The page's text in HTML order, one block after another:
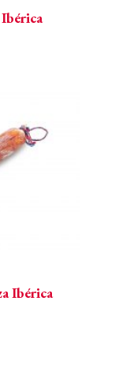
Ibérica